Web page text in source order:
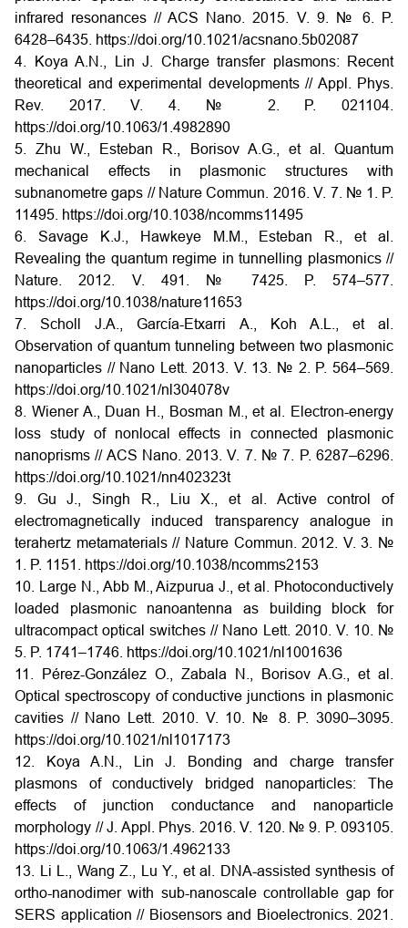
infrared resonances // ACS Nano. 2015. V. 9. № 6. P.
6428–6435. https://doi.org/10.1021/acsnano.5b02087
4. Koya A.N., Lin J. Charge transfer plasmons: Recent
theoretical and experimental developments // Appl. Phys.
Rev. 2017. V. 4. № 2. P. 021104.
https://doi.org/10.1063/1.4982890
5. Zhu W., Esteban R., Borisov A.G., et al. Quantum
mechanical effects in plasmonic structures with
subnanometre gaps // Nature Commun. 2016. V. 7. № 1. P.
11495. https://doi.org/10.1038/ncomms11495
6. Savage K.J., Hawkeye M.M., Esteban R., et al.
Revealing the quantum regime in tunnelling plasmonics //
Nature. 2012. V. 491. № 7425. P. 574–577.
https://doi.org/10.1038/nature11653
7. Scholl J.A., García-Etxarri A., Koh A.L., et al.
Observation of quantum tunneling between two plasmonic
nanoparticles // Nano Lett. 2013. V. 13. № 2. P. 564–569.
https://doi.org/10.1021/nl304078v
8. Wiener A., Duan H., Bosman M., et al. Electron-energy
loss study of nonlocal effects in connected plasmonic
nanoprisms // ACS Nano. 2013. V. 7. № 7. P. 6287–6296.
https://doi.org/10.1021/nn402323t
9. Gu J., Singh R., Liu X., et al. Active control of
electromagnetically induced transparency analogue in
terahertz metamaterials // Nature Commun. 2012. V. 3. №
1. P. 1151. https://doi.org/10.1038/ncomms2153
10. Large N., Abb M., Aizpurua J., et al. Photoconductively
loaded plasmonic nanoantenna as building block for
ultracompact optical switches // Nano Lett. 2010. V. 10. №
5. P. 1741–1746. https://doi.org/10.1021/nl1001636
11. Pérez-González O., Zabala N., Borisov A.G., et al.
Optical spectroscopy of conductive junctions in plasmonic
cavities // Nano Lett. 2010. V. 10. № 8. P. 3090–3095.
https://doi.org/10.1021/nl1017173
12. Koya A.N., Lin J. Bonding and charge transfer
plasmons of conductively bridged nanoparticles: The
effects of junction conductance and nanoparticle
morphology // J. Appl. Phys. 2016. V. 120. № 9. P. 093105.
https://doi.org/10.1063/1.4962133
13. Li L., Wang Z., Lu Y., et al. DNA-assisted synthesis of
ortho-nanodimer with sub-nanoscale controllable gap for
SERS application // Biosensors and Bioelectronics. 2021.